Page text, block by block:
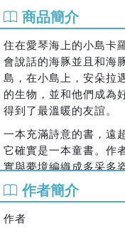
商品簡介
住在愛琴海上的小島卡
會說話的海豚並且和海
島，在小島上，安朵拉
的生物，並和他們成為
得到了最溫暖的友誼。
一本充滿詩意的書，
它確實是一本童書。作
實與夢境編織成多采多
其中。作者簡介
作者